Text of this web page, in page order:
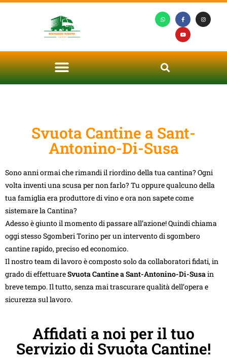
Svuota Cantine a Sant-
Antonino-Di-Susa
Sono anni ormai che rimandi il riordino della tua cantina? Ogni
volta inventi una scusa per non farlo? Tu oppure qualcuno della
tua famiglia era produttore di vino e ora non sapete come
sistemare la Cantina?
Adesso è giunto il momento di passare all’azione! Quindi chiama
oggi stesso Sgomberi Torino per un intervento di sgombero
cantine rapido, preciso ed economico.
Il nostro team di lavoro è composto solo da collaboratori fidati, in
grado di effettuareSvuota Cantine a Sant-Antonino-Di-Susa in
breve tempo. Il tutto, senza mai trascurare qualità dell’opera e
sicurezza sul lavoro.
Affidati a noi per il tuo
Servizio di Svuota Cantine!